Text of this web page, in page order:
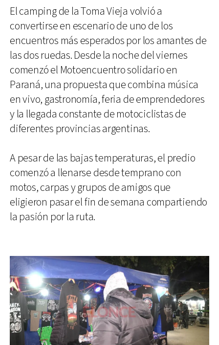
El camping de la Toma Vieja volvió a
convertirse en escenario de uno de los
encuentros más esperados por los amantes de
las dos ruedas. Desde la noche del viernes
comenzó el Motoencuentro solidario en
Paraná, una propuesta que combina música
en vivo, gastronomía, feria de emprendedores
y la llegada constante de motociclistas de
diferentes provincias argentinas.
A pesar de las bajas temperaturas, el predio
comenzó a llenarse desde temprano con
motos, carpas y grupos de amigos que
eligieron pasar el fin de semana compartiendo
la pasión por la ruta.